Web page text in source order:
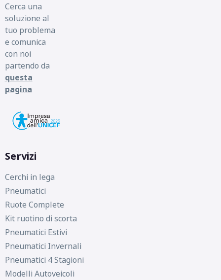
Cerca una
soluzione al
tuo problema
e comunica
con noi
partendo da
questa
pagina
Servizi
Cerchi in lega
Pneumatici
Ruote Complete
Kit ruotino di scorta
Pneumatici Estivi
Pneumatici Invernali
Pneumatici 4 Stagioni
Modelli Autoveicoli